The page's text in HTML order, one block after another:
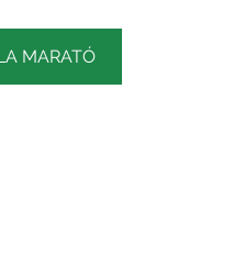
MARATÓ